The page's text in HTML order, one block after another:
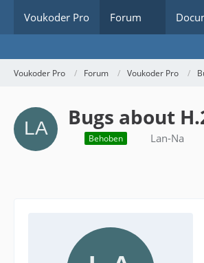
Voukoder Pro Forum
Voukoder Pro Forum Voukoder Pro
Bugs about
Behoben Lan-Na